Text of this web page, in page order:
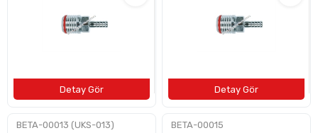
BETA-00013 (UKS-013) BETA-00015